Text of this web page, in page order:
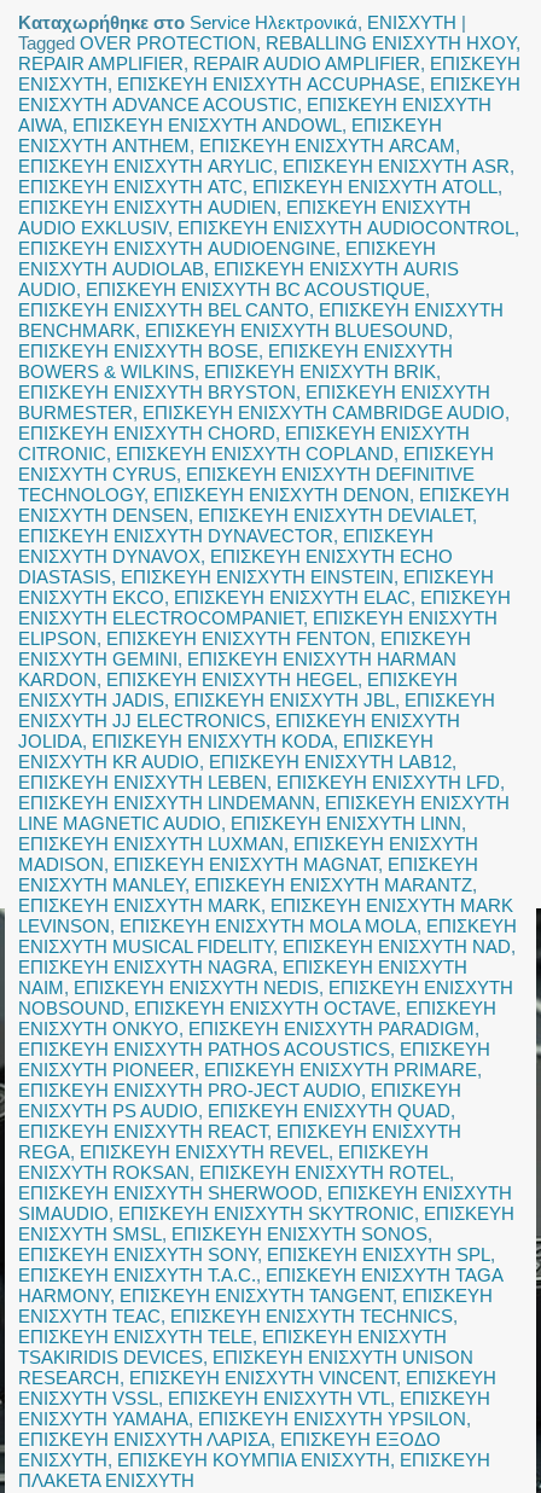
Καταχωρήθηκε στο Service Ηλεκτρονικά, ΕΝΙΣΧΥΤΗ |
Tagged OVER PROTECTION, REBALLING ΕΝΙΣΧΥΤΗ ΗΧΟΥ,
REPAIR AMPLIFIER, REPAIR AUDIO AMPLIFIER, ΕΠΙΣΚΕΥΗ
ΕΝΙΣΧΥΤΗ, ΕΠΙΣΚΕΥΗ ΕΝΙΣΧΥΤΗ ACCUPHASE, ΕΠΙΣΚΕΥΗ
ΕΝΙΣΧΥΤΗ ADVANCE ACOUSTIC, ΕΠΙΣΚΕΥΗ ΕΝΙΣΧΥΤΗ
AIWA, ΕΠΙΣΚΕΥΗ ΕΝΙΣΧΥΤΗ ANDOWL, ΕΠΙΣΚΕΥΗ
ΕΝΙΣΧΥΤΗ ANTHEM, ΕΠΙΣΚΕΥΗ ΕΝΙΣΧΥΤΗ ARCAM,
ΕΠΙΣΚΕΥΗ ΕΝΙΣΧΥΤΗ ARYLIC, ΕΠΙΣΚΕΥΗ ΕΝΙΣΧΥΤΗ ASR,
ΕΠΙΣΚΕΥΗ ΕΝΙΣΧΥΤΗ ATC, ΕΠΙΣΚΕΥΗ ΕΝΙΣΧΥΤΗ ATOLL,
ΕΠΙΣΚΕΥΗ ΕΝΙΣΧΥΤΗ AUDIEN, ΕΠΙΣΚΕΥΗ ΕΝΙΣΧΥΤΗ
AUDIO EXKLUSIV, ΕΠΙΣΚΕΥΗ ΕΝΙΣΧΥΤΗ AUDIOCONTROL,
ΕΠΙΣΚΕΥΗ ΕΝΙΣΧΥΤΗ AUDIOENGINE, ΕΠΙΣΚΕΥΗ
ΕΝΙΣΧΥΤΗ AUDIOLAB, ΕΠΙΣΚΕΥΗ ΕΝΙΣΧΥΤΗ AURIS
AUDIO, ΕΠΙΣΚΕΥΗ ΕΝΙΣΧΥΤΗ BC ACOUSTIQUE,
ΕΠΙΣΚΕΥΗ ΕΝΙΣΧΥΤΗ BEL CANTO, ΕΠΙΣΚΕΥΗ ΕΝΙΣΧΥΤΗ
BENCHMARK, ΕΠΙΣΚΕΥΗ ΕΝΙΣΧΥΤΗ BLUESOUND,
ΕΠΙΣΚΕΥΗ ΕΝΙΣΧΥΤΗ BOSE, ΕΠΙΣΚΕΥΗ ΕΝΙΣΧΥΤΗ
BOWERS & WILKINS, ΕΠΙΣΚΕΥΗ ΕΝΙΣΧΥΤΗ BRIK,
ΕΠΙΣΚΕΥΗ ΕΝΙΣΧΥΤΗ BRYSTON, ΕΠΙΣΚΕΥΗ ΕΝΙΣΧΥΤΗ
BURMESTER, ΕΠΙΣΚΕΥΗ ΕΝΙΣΧΥΤΗ CAMBRIDGE AUDIO,
ΕΠΙΣΚΕΥΗ ΕΝΙΣΧΥΤΗ CHORD, ΕΠΙΣΚΕΥΗ ΕΝΙΣΧΥΤΗ
CITRONIC, ΕΠΙΣΚΕΥΗ ΕΝΙΣΧΥΤΗ COPLAND, ΕΠΙΣΚΕΥΗ
ΕΝΙΣΧΥΤΗ CYRUS, ΕΠΙΣΚΕΥΗ ΕΝΙΣΧΥΤΗ DEFINITIVE
TECHNOLOGY, ΕΠΙΣΚΕΥΗ ΕΝΙΣΧΥΤΗ DENON, ΕΠΙΣΚΕΥΗ
ΕΝΙΣΧΥΤΗ DENSEN, ΕΠΙΣΚΕΥΗ ΕΝΙΣΧΥΤΗ DEVIALET,
ΕΠΙΣΚΕΥΗ ΕΝΙΣΧΥΤΗ DYNAVECTOR, ΕΠΙΣΚΕΥΗ
ΕΝΙΣΧΥΤΗ DYNAVOX, ΕΠΙΣΚΕΥΗ ΕΝΙΣΧΥΤΗ ECHO
DIASTASIS, ΕΠΙΣΚΕΥΗ ΕΝΙΣΧΥΤΗ EINSTEIN, ΕΠΙΣΚΕΥΗ
ΕΝΙΣΧΥΤΗ EKCO, ΕΠΙΣΚΕΥΗ ΕΝΙΣΧΥΤΗ ELAC, ΕΠΙΣΚΕΥΗ
ΕΝΙΣΧΥΤΗ ELECTROCOMPANIET, ΕΠΙΣΚΕΥΗ ΕΝΙΣΧΥΤΗ
ELIPSON, ΕΠΙΣΚΕΥΗ ΕΝΙΣΧΥΤΗ FENTON, ΕΠΙΣΚΕΥΗ
ΕΝΙΣΧΥΤΗ GEMINI, ΕΠΙΣΚΕΥΗ ΕΝΙΣΧΥΤΗ HARMAN
KARDON, ΕΠΙΣΚΕΥΗ ΕΝΙΣΧΥΤΗ HEGEL, ΕΠΙΣΚΕΥΗ
ΕΝΙΣΧΥΤΗ JADIS, ΕΠΙΣΚΕΥΗ ΕΝΙΣΧΥΤΗ JBL, ΕΠΙΣΚΕΥΗ
ΕΝΙΣΧΥΤΗ JJ ELECTRONICS, ΕΠΙΣΚΕΥΗ ΕΝΙΣΧΥΤΗ
JOLIDA, ΕΠΙΣΚΕΥΗ ΕΝΙΣΧΥΤΗ KODA, ΕΠΙΣΚΕΥΗ
ΕΝΙΣΧΥΤΗ KR AUDIO, ΕΠΙΣΚΕΥΗ ΕΝΙΣΧΥΤΗ LAB12,
ΕΠΙΣΚΕΥΗ ΕΝΙΣΧΥΤΗ LEBEN, ΕΠΙΣΚΕΥΗ ΕΝΙΣΧΥΤΗ LFD,
ΕΠΙΣΚΕΥΗ ΕΝΙΣΧΥΤΗ LINDEMANN, ΕΠΙΣΚΕΥΗ ΕΝΙΣΧΥΤΗ
LINE MAGNETIC AUDIO, ΕΠΙΣΚΕΥΗ ΕΝΙΣΧΥΤΗ LINN,
ΕΠΙΣΚΕΥΗ ΕΝΙΣΧΥΤΗ LUXMAN, ΕΠΙΣΚΕΥΗ ΕΝΙΣΧΥΤΗ
MADISON, ΕΠΙΣΚΕΥΗ ΕΝΙΣΧΥΤΗ MAGNAT, ΕΠΙΣΚΕΥΗ
ΕΝΙΣΧΥΤΗ MANLEY, ΕΠΙΣΚΕΥΗ ΕΝΙΣΧΥΤΗ MARANTZ,
ΕΠΙΣΚΕΥΗ ΕΝΙΣΧΥΤΗ MARK, ΕΠΙΣΚΕΥΗ ΕΝΙΣΧΥΤΗ MARK
LEVINSON, ΕΠΙΣΚΕΥΗ ΕΝΙΣΧΥΤΗ MOLA MOLA, ΕΠΙΣΚΕΥΗ
ΕΝΙΣΧΥΤΗ MUSICAL FIDELITY, ΕΠΙΣΚΕΥΗ ΕΝΙΣΧΥΤΗ NAD,
ΕΠΙΣΚΕΥΗ ΕΝΙΣΧΥΤΗ NAGRA, ΕΠΙΣΚΕΥΗ ΕΝΙΣΧΥΤΗ
NAIM, ΕΠΙΣΚΕΥΗ ΕΝΙΣΧΥΤΗ NEDIS, ΕΠΙΣΚΕΥΗ ΕΝΙΣΧΥΤΗ
NOBSOUND, ΕΠΙΣΚΕΥΗ ΕΝΙΣΧΥΤΗ OCTAVE, ΕΠΙΣΚΕΥΗ
ΕΝΙΣΧΥΤΗ ONKYO, ΕΠΙΣΚΕΥΗ ΕΝΙΣΧΥΤΗ PARADIGM,
ΕΠΙΣΚΕΥΗ ΕΝΙΣΧΥΤΗ PATHOS ACOUSTICS, ΕΠΙΣΚΕΥΗ
ΕΝΙΣΧΥΤΗ PIONEER, ΕΠΙΣΚΕΥΗ ΕΝΙΣΧΥΤΗ PRIMARE,
ΕΠΙΣΚΕΥΗ ΕΝΙΣΧΥΤΗ PRO-JECT AUDIO, ΕΠΙΣΚΕΥΗ
ΕΝΙΣΧΥΤΗ PS AUDIO, ΕΠΙΣΚΕΥΗ ΕΝΙΣΧΥΤΗ QUAD,
ΕΠΙΣΚΕΥΗ ΕΝΙΣΧΥΤΗ REACT, ΕΠΙΣΚΕΥΗ ΕΝΙΣΧΥΤΗ
REGA, ΕΠΙΣΚΕΥΗ ΕΝΙΣΧΥΤΗ REVEL, ΕΠΙΣΚΕΥΗ
ΕΝΙΣΧΥΤΗ ROKSAN, ΕΠΙΣΚΕΥΗ ΕΝΙΣΧΥΤΗ ROTEL,
ΕΠΙΣΚΕΥΗ ΕΝΙΣΧΥΤΗ SHERWOOD, ΕΠΙΣΚΕΥΗ ΕΝΙΣΧΥΤΗ
SIMAUDIO, ΕΠΙΣΚΕΥΗ ΕΝΙΣΧΥΤΗ SKYTRONIC, ΕΠΙΣΚΕΥΗ
ΕΝΙΣΧΥΤΗ SMSL, ΕΠΙΣΚΕΥΗ ΕΝΙΣΧΥΤΗ SONOS,
ΕΠΙΣΚΕΥΗ ΕΝΙΣΧΥΤΗ SONY, ΕΠΙΣΚΕΥΗ ΕΝΙΣΧΥΤΗ SPL,
ΕΠΙΣΚΕΥΗ ΕΝΙΣΧΥΤΗ T.A.C., ΕΠΙΣΚΕΥΗ ΕΝΙΣΧΥΤΗ TAGA
HARMONY, ΕΠΙΣΚΕΥΗ ΕΝΙΣΧΥΤΗ TANGENT, ΕΠΙΣΚΕΥΗ
ΕΝΙΣΧΥΤΗ TEAC, ΕΠΙΣΚΕΥΗ ΕΝΙΣΧΥΤΗ TECHNICS,
ΕΠΙΣΚΕΥΗ ΕΝΙΣΧΥΤΗ TELE, ΕΠΙΣΚΕΥΗ ΕΝΙΣΧΥΤΗ
TSAKIRIDIS DEVICES, ΕΠΙΣΚΕΥΗ ΕΝΙΣΧΥΤΗ UNISON
RESEARCH, ΕΠΙΣΚΕΥΗ ΕΝΙΣΧΥΤΗ VINCENT, ΕΠΙΣΚΕΥΗ
ΕΝΙΣΧΥΤΗ VSSL, ΕΠΙΣΚΕΥΗ ΕΝΙΣΧΥΤΗ VTL, ΕΠΙΣΚΕΥΗ
ΕΝΙΣΧΥΤΗ YAMAHA, ΕΠΙΣΚΕΥΗ ΕΝΙΣΧΥΤΗ YPSILON,
ΕΠΙΣΚΕΥΗ ΕΝΙΣΧΥΤΗ ΛΑΡΙΣΑ, ΕΠΙΣΚΕΥΗ ΕΞΟΔΟ
ΕΝΙΣΧΥΤΗ, ΕΠΙΣΚΕΥΗ ΚΟΥΜΠΙΑ ΕΝΙΣΧΥΤΗ, ΕΠΙΣΚΕΥΗ
ΠΛΑΚΕΤΑ ΕΝΙΣΧΥΤΗ